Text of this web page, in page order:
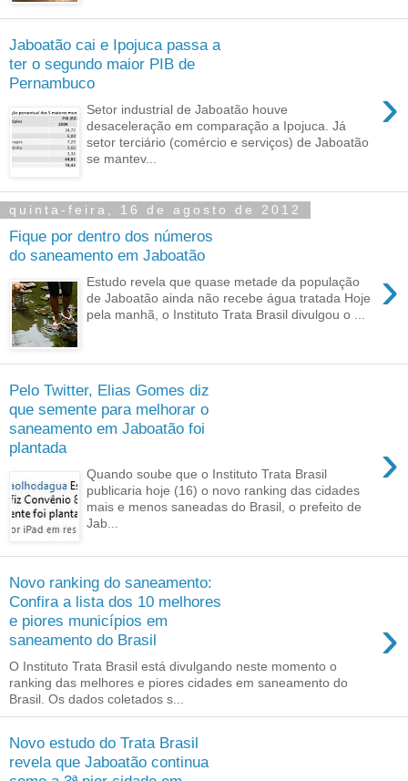
Jaboatão cai e Ipojuca passa a
ter o segundo maior PIB de
Pernambuco
›
Setor industrial de Jaboatão houve
desaceleração em comparação a Ipojuca. Já
setor terciário (comércio e serviços) de Jaboatão
se mantev...
quinta-feira, 16 de agosto de 2012
Fique por dentro dos números
do saneamento em Jaboatão
›
Estudo revela que quase metade da população
de Jaboatão ainda não recebe água tratada Hoje
pela manhã, o Instituto Trata Brasil divulgou o ...
Pelo Twitter, Elias Gomes diz
que semente para melhorar o
saneamento em Jaboatão foi
plantada
›
Quando soube que o Instituto Trata Brasil
publicaria hoje (16) o novo ranking das cidades
mais e menos saneadas do Brasil, o prefeito de
Jab...
Novo ranking do saneamento:
Confira a lista dos 10 melhores
e piores municípios em
saneamento do Brasil
›
O Instituto Trata Brasil está divulgando neste momento o
ranking das melhores e piores cidades em saneamento do
Brasil. Os dados coletados s...
Novo estudo do Trata Brasil
revela que Jaboatão continua